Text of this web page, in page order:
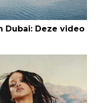
Dubai: Deze video